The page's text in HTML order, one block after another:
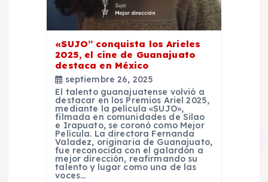
«SUJO” conquista los Arieles
2025, el cine de Guanajuato
destaca en México
septiembre 26, 2025
El talento guanajuatense volvió a
destacar en los Premios Ariel 2025,
mediante la película «SUJO»,
filmada en comunidades de Silao
e Irapuato, se coronó como Mejor
Película. La directora Fernanda
Valadez, originaria de Guanajuato,
fue reconocida con el galardón a
mejor dirección, reafirmando su
talento y lugar como una de las
voces…